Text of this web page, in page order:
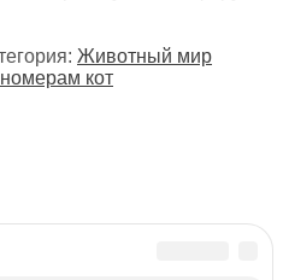
Животный мир
кот